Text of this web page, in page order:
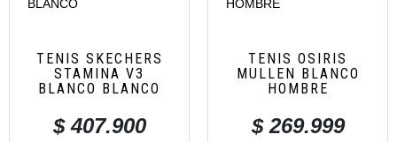
TENIS SKECHERS
STAMINA V3
BLANCO BLANCO
$407.900
TENIS OSIRIS
MULLEN BLANCO
HOMBRE
$269.999